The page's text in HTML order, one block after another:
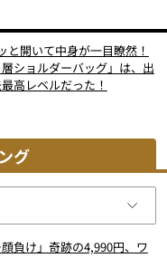
と開いて中身が一目瞭然！
ショルダーバッグ」は、出
高レベルだった！
グ
負け」奇跡の4,990円、ワ